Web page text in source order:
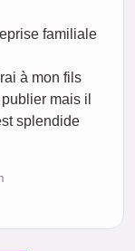
familiale
à mon fils
mais il
splendide